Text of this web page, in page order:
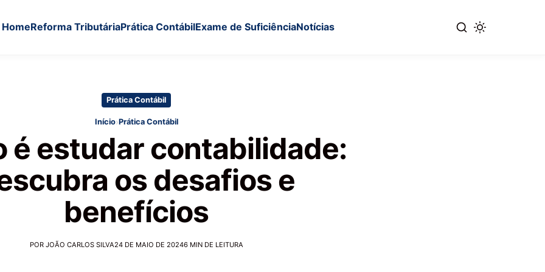
HomeReforma TributáriaPrática ContábilExame de SuficiênciaNotícias
Prática Contábil
Início›Prática Contábil
é estudar contabilidade:
os desafios e
benefícios
POR JOÃO CARLOS SILVA24 DE MAIO DE 20246 MIN DE LEITURA